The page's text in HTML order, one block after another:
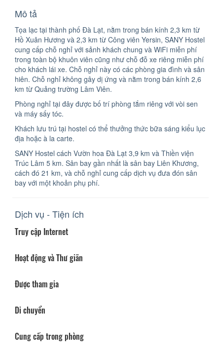
Mô tả
Tọa lạc tại thành phố Đà Lạt, nằm trong bán kính 2,3 km từ
Hồ Xuân Hương và 2,3 km từ Công viên Yersin, SANY Hostel
cung cấp chỗ nghỉ với sảnh khách chung và WiFi miễn phí
trong toàn bộ khuôn viên cũng như chỗ đỗ xe riêng miễn phí
cho khách lái xe. Chỗ nghỉ này có các phòng gia đình và sân
hiên. Chỗ nghỉ không gây dị ứng và nằm trong bán kính 2,6
km từ Quảng trường Lâm Viên.
Phòng nghỉ tại đây được bố trí phòng tắm riêng với vòi sen
và máy sấy tóc.
Khách lưu trú tại hostel có thể thưởng thức bữa sáng kiểu lục
địa hoặc à la carte.
SANY Hostel cách Vườn hoa Đà Lạt 3,9 km và Thiền viện
Trúc Lâm 5 km. Sân bay gần nhất là sân bay Liên Khương,
cách đó 21 km, và chỗ nghỉ cung cấp dịch vụ đưa đón sân
bay với một khoản phụ phí.
Dịch vụ - Tiện ích
Truy cập Internet
Hoạt động và Thư giãn
Được tham gia
Di chuyển
Cung cấp trong phòng